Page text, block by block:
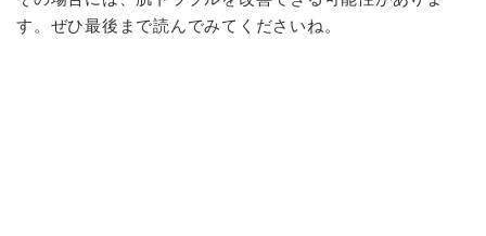
す。ぜひ最後まで読んでみてくださいね。